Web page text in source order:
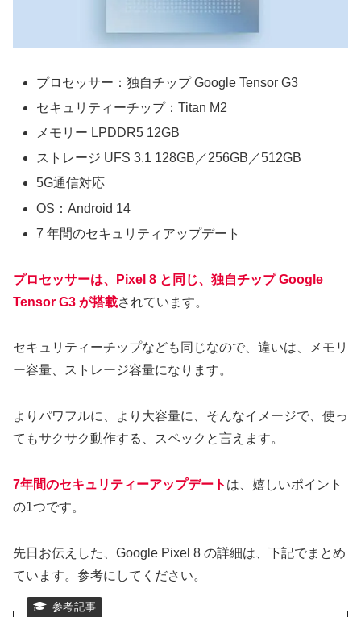
プロセッサー：独自チップ Google Tensor G3
セキュリティーチップ：Titan M2
メモリー LPDDR5 12GB
ストレージ UFS 3.1 128GB／256GB／512GB
5G通信対応
OS：Android 14
7 年間のセキュリティアップデート
プロセッサーは、Pixel 8 と同じ、独自チップ Google
Tensor G3 が搭載されています。
セキュリティーチップなども同じなので、違いは、メモリ
ー容量、ストレージ容量になります。
よりパワフルに、より大容量に、そんなイメージで、使っ
てもサクサク動作する、スペックと言えます。
7年間のセキュリティーアップデート は、嬉しいポイント
の1つです。
先日お伝えした、Google Pixel 8 の詳細は、下記でまとめ
ています。参考にしてください。